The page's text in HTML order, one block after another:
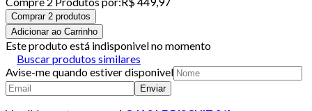
Comprar 2 produtos
Adicionar ao Carrinho
Este produto está indisponivel no momento
Buscar produtos similares
Avise-me quando estiver disponivel
Enviar